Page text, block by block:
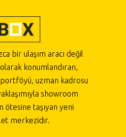
bir ulaşım aracı değil
konumlandıran,
uzman kadrosu
showroom
ötesine taşıyan yeni
merkezidir.